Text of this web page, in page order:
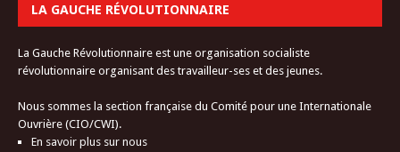
LA GAUCHE RÉVOLUTIONNAIRE
La Gauche Révolutionnaire est une organisation socialiste
révolutionnaire organisant des travailleur-ses et des jeunes.
Nous sommes la section française du Comité pour une Internationale
Ouvrière (CIO/CWI).
En savoir plus sur nous